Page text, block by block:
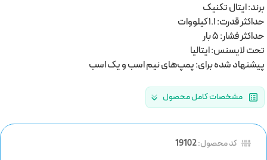
برند: ایتال تکنیک
حداکثر قدرت: 1.1 کیلووات
حداکثر فشار: 5 بار
تحت لایسنس: ایتالیا
پیشنهاد شده برای: پمپ‌های نیم اسب و یک اسب
مشخصات کامل محصول
کد محصول:19102